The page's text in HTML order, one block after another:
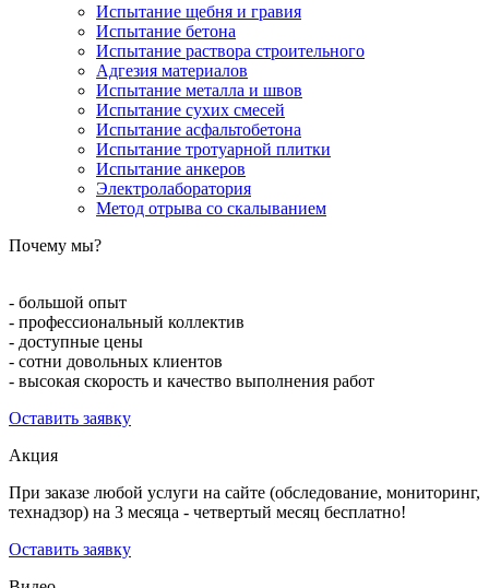
Испытание щебня и гравия
Испытание бетона
Испытание раствора строительного
Адгезия материалов
Испытание металла и швов
Испытание сухих смесей
Испытание асфальтобетона
Испытание тротуарной плитки
Испытание анкеров
Электролаборатория
Метод отрыва со скалыванием
Почему мы?
- большой опыт
- профессиональный коллектив
- доступные цены
- сотни довольных клиентов
- высокая скорость и качество выполнения работ
Оставить заявку
Акция
При заказе любой услуги на сайте (обследование, мониторинг,
технадзор) на 3 месяца - четвертый месяц бесплатно!
Оставить заявку